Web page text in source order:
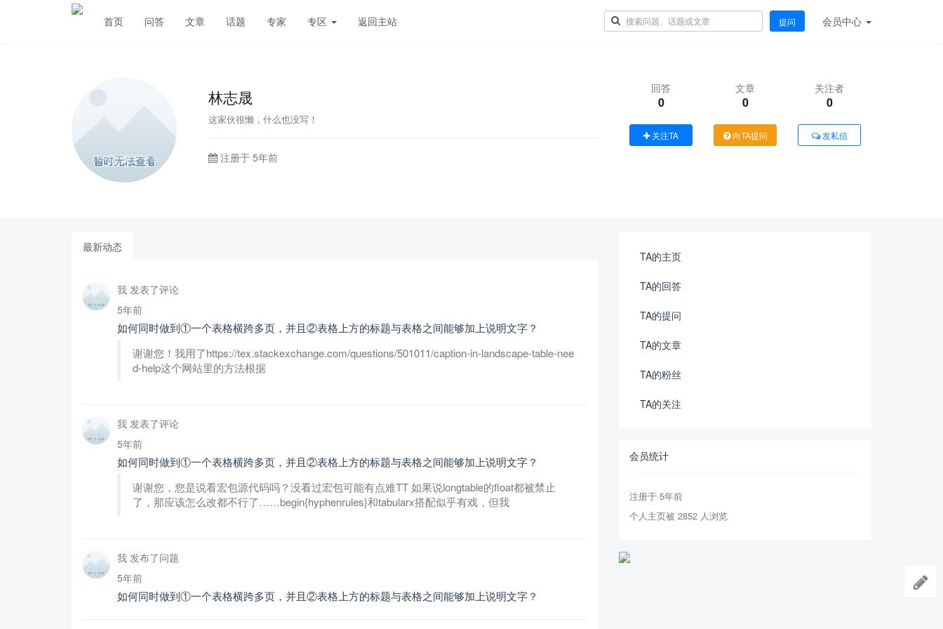
首页 问答 文章 话题 专家 专区 返回主站 提问 会员中心
林志晟
这家伙很懒，什么也没写！
注册于 5年前
回答
0
文章
0
关注者
0
关注TA 向TA提问 发私信
最新动态
我 发表了评论
5年前
如何同时做到①一个表格横跨多页，并且②表格上方的标题与表格之间能够加上说明文字？
谢谢您！我用了https://tex.stackexchange.com/questions/501011/caption-in-landscape-table-nee
d-help这个网站里的方法根据
我 发表了评论
5年前
如何同时做到①一个表格横跨多页，并且②表格上方的标题与表格之间能够加上说明文字？
谢谢您，您是说看宏包源代码吗？没看过宏包可能有点难TT 如果说longtable的float都被禁止
了，那应该怎么改都不行了……begin{hyphenrules}和tabularx搭配似乎有戏，但我
我 发布了问题
5年前
如何同时做到①一个表格横跨多页，并且②表格上方的标题与表格之间能够加上说明文字？
TA的主页
TA的回答
TA的提问
TA的文章
TA的粉丝
TA的关注
会员统计
注册于 5年前
个人主页被 2852 人浏览